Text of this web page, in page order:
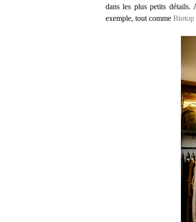
dans les plus petits détails.
exemple, tout comme Biotop